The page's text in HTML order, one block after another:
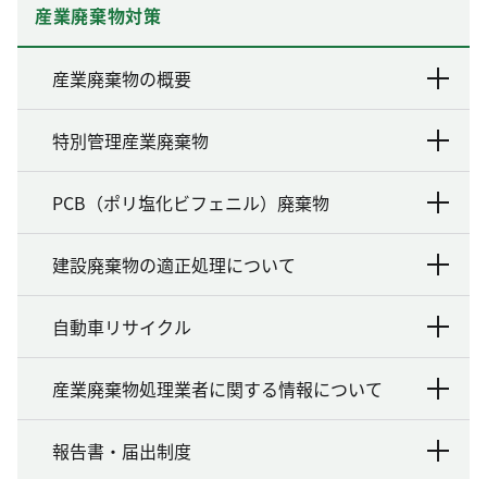
産業廃棄物対策
産業廃棄物の概要
特別管理産業廃棄物
PCB（ポリ塩化ビフェニル）廃棄物
建設廃棄物の適正処理について
自動車リサイクル
産業廃棄物処理業者に関する情報について
報告書・届出制度